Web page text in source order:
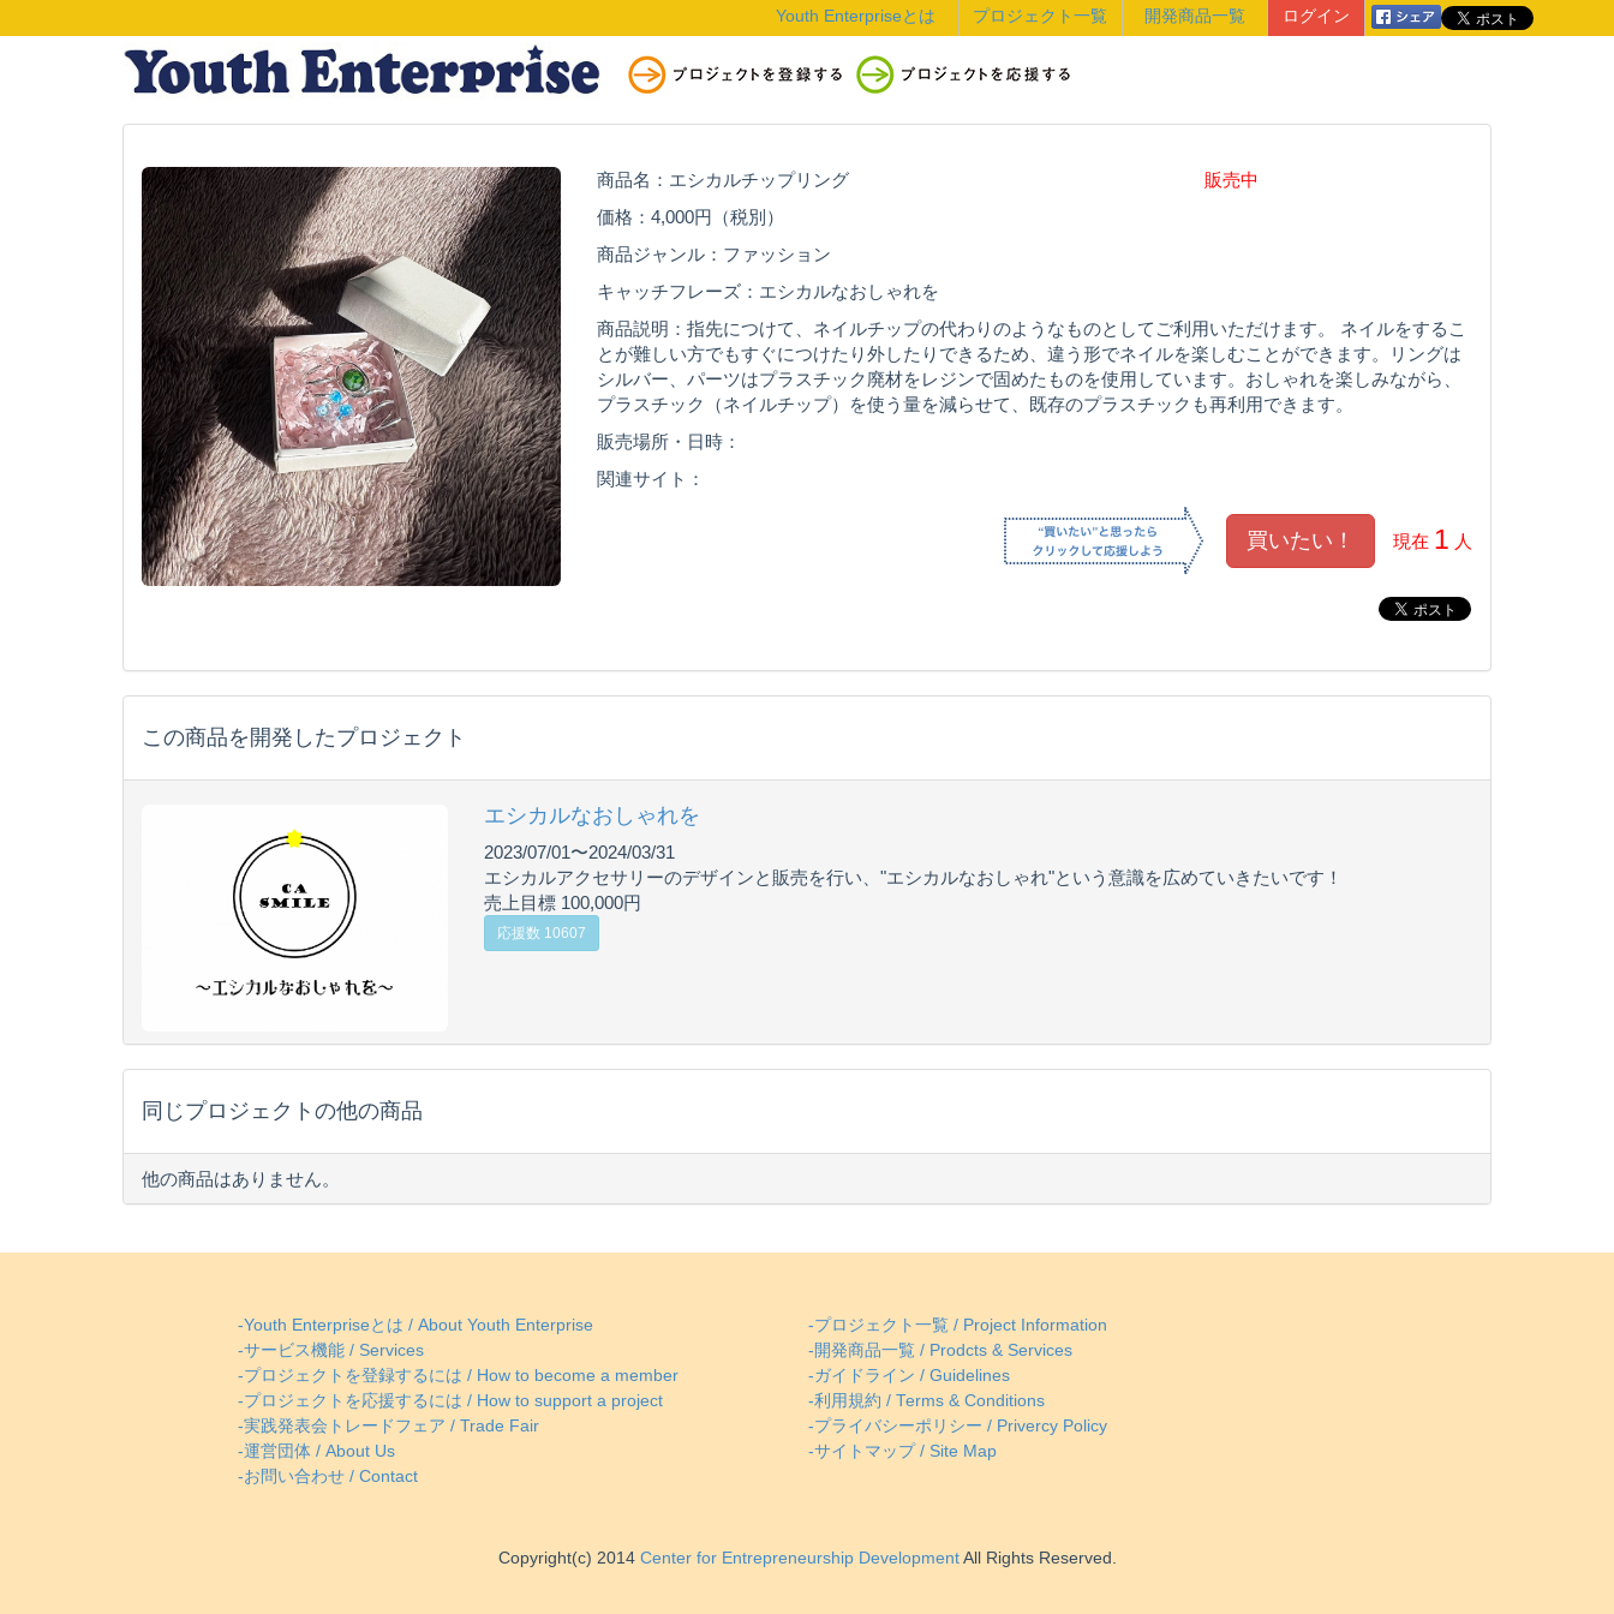
ログイン
開発商品一覧
プロジェクト一覧
Youth Enterpriseとは
商品名：エシカルチップリング
販売中
価格：4,000円（税別）
商品ジャンル：ファッション
キャッチフレーズ：エシカルなおしゃれを
商品説明：指先につけて、ネイルチップの代わりのようなものとしてご利用いただけます。 ネイルをするこ
とが難しい方でもすぐにつけたり外したりできるため、違う形でネイルを楽しむことができます。リングは
シルバー、パーツはプラスチック廃材をレジンで固めたものを使用しています。おしゃれを楽しみながら、
プラスチック（ネイルチップ）を使う量を減らせて、既存のプラスチックも再利用できます。
販売場所・日時：
関連サイト：
現在 1 人
この商品を開発したプロジェクト
エシカルなおしゃれを
2023/07/01〜2024/03/31
エシカルアクセサリーのデザインと販売を行い、"エシカルなおしゃれ"という意識を広めていきたいです！
売上目標 100,000円
応援数 10607
同じプロジェクトの他の商品
他の商品はありません。
-Youth Enterpriseとは / About Youth Enterprise
-プロジェクト一覧 / Project Information
-サービス機能 / Services
-開発商品一覧 / Prodcts & Services
-プロジェクトを登録するには / How to become a member
-ガイドライン / Guidelines
-プロジェクトを応援するには / How to support a project
-利用規約 / Terms & Conditions
-実践発表会トレードフェア / Trade Fair
-プライバシーポリシー / Privercy Policy
-運営団体 / About Us
-サイトマップ / Site Map
-お問い合わせ / Contact
Copyright(c) 2014Center for Entrepreneurship DevelopmentAll Rights Reserved.